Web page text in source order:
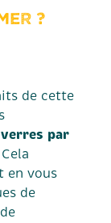
?
de cette
verres par
en vous
de